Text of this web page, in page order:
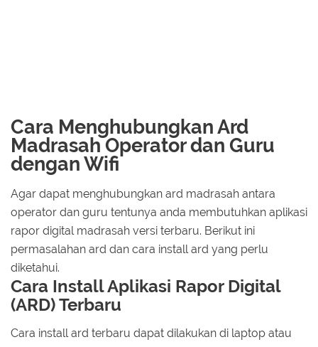
Cara Menghubungkan Ard
Madrasah Operator dan Guru
dengan Wifi
Agar dapat menghubungkan ard madrasah antara
operator dan guru tentunya anda membutuhkan aplikasi
rapor digital madrasah versi terbaru. Berikut ini
permasalahan ard dan cara install ard yang perlu
diketahui.
Cara Install Aplikasi Rapor Digital
(ARD) Terbaru
Cara install ard terbaru dapat dilakukan di laptop atau